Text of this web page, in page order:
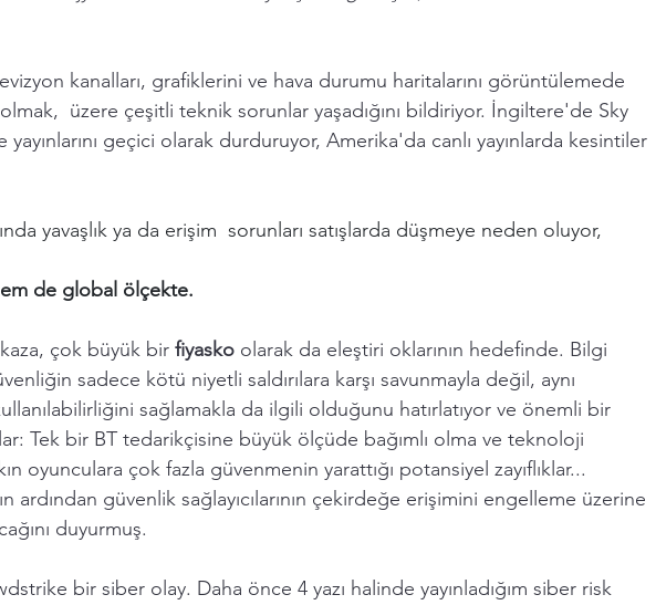
kanalları, grafiklerini ve hava durumu haritalarını görüntülemede
üzere çeşitli teknik sorunlar yaşadığını bildiriyor. İngiltere'de Sky
geçici olarak durduruyor, Amerika'da canlı yayınlarda kesintiler
yavaşlık ya da erişim  sorunları satışlarda düşmeye neden oluyor,
de global ölçekte.
çok büyük bir fiyasko olarak da eleştiri oklarının hedefinde. Bilgi
sadece kötü niyetli saldırılara karşı savunmayla değil, aynı
sağlamakla da ilgili olduğunu hatırlatıyor ve önemli bir
Tek bir BT tedarikçisine büyük ölçüde bağımlı olma ve teknoloji
oyunculara çok fazla güvenmenin yarattığı potansiyel zayıflıklar...
ardından güvenlik sağlayıcılarının çekirdeğe erişimini engelleme üzerine
duyurmuş.
bir siber olay. Daha önce 4 yazı halinde yayınladığım siber risk